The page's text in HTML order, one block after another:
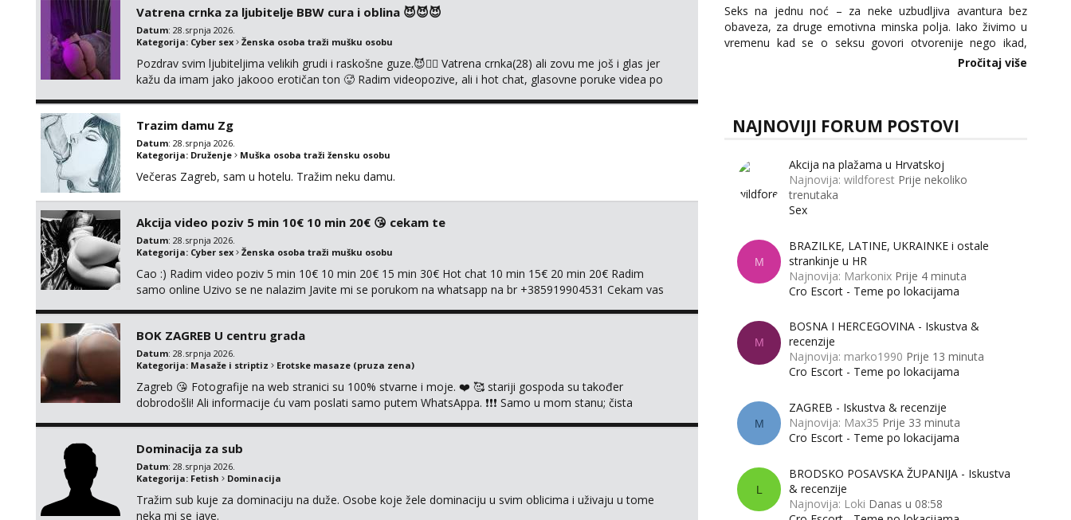
Vatrena crnka za ljubitelje BBW cura i oblina 😈😈😈
Datum: 28.srpnja 2026.
Kategorija: Cyber sex Ženska osoba traži mušku osobu
Pozdrav svim ljubiteljima velikih grudi i raskošne guze.😈❤️‍🔥 Vatrena crnka(28) ali zovu me još i glas jer
kažu da imam jako jakooo erotičan ton 🥵 Radim videopozive, ali i hot chat, glasovne poruke videa po
Trazim damu Zg
Datum: 28.srpnja 2026.
Kategorija: Druženje Muška osoba traži žensku osobu
Večeras Zagreb, sam u hotelu. Tražim neku damu.
Akcija video poziv 5 min 10€ 10 min 20€ 😘 cekam te
Datum: 28.srpnja 2026.
Kategorija: Cyber sex Ženska osoba traži mušku osobu
Cao :) Radim video poziv 5 min 10€ 10 min 20€ 15 min 30€ Hot chat 10 min 15€ 20 min 20€ Radim
samo online Uzivo se ne nalazim Javite mi se porukom na whatsapp na br +385919904531 Cekam vas
BOK ZAGREB U centru grada
Datum: 28.srpnja 2026.
Kategorija: Masaže i striptiz Erotske masaze (pruza zena)
Zagreb 😘 Fotografije na web stranici su 100% stvarne i moje. ❤️ 🥰 stariji gospoda su također
dobrodošli! Ali informacije ću vam poslati samo putem WhatsAppa. ❗️❗️❗️ Samo u mom stanu; čista
SEX...
Dominacija za sub
Datum: 28.srpnja 2026.
Kategorija: Fetish Dominacija
Tražim sub kuje za dominaciju na duže. Osobe koje žele dominaciju u svim oblicima i uživaju u tome
neka mi se jave.
Seks na jednu noć – za neke uzbudljiva avantura bez
obaveza, za druge emotivna minska polja. Iako živimo u
vremenu kad se o seksu govori otvorenije nego ikad,
tema „jedne noći strasti“ i dalje izaziva burne rasprave. Što
Pročitaj više
NAJNOVIJI FORUM POSTOVI
Akcija na plažama u Hrvatskoj
Najnovija: wildforest Prije nekoliko
trenutaka
Sex
M
BRAZILKE, LATINE, UKRAINKE i ostale
strankinje u HR
Najnovija: Markonix Prije 4 minuta
Cro Escort - Teme po lokacijama
M
BOSNA I HERCEGOVINA - Iskustva &
recenzije
Najnovija: marko1990 Prije 13 minuta
Cro Escort - Teme po lokacijama
M
ZAGREB - Iskustva & recenzije
Najnovija: Max35 Prije 33 minuta
Cro Escort - Teme po lokacijama
L
BRODSKO POSAVSKA ŽUPANIJA - Iskustva
& recenzije
Najnovija: Loki Danas u 08:58